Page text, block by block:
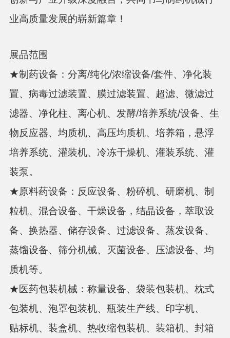
业高质量发展的崭新篇章！
展品范围
★制药设备：分离/纯化/浓缩设备/套件、净化装
置、病毒过滤装置、膜过滤装置、超滤、微滤过
滤器、净化柱、离心机、发酵/培养系统/设备、生
物反应器、均质机、高压均质机、培养箱，悬浮
培养系统、灌装机、冷冻干燥机、灌装系统、灌
装泵。
★原料药设备：反应设备、粉碎机、研磨机、制
粒机、混合设备、干燥设备，结晶设备，萃取设
备、换热器、储存设备、过滤设备、蒸发设备、
蒸馏设备、筛分机械、灭菌设备、压滤设备、均
质机等。
★医药包装机械：称量设备、袋装包装机、枕式
包装机、泡罩包装机、瓶装生产线、印字机、
贴标机、装盒机、热收缩包装机、装箱机、封箱